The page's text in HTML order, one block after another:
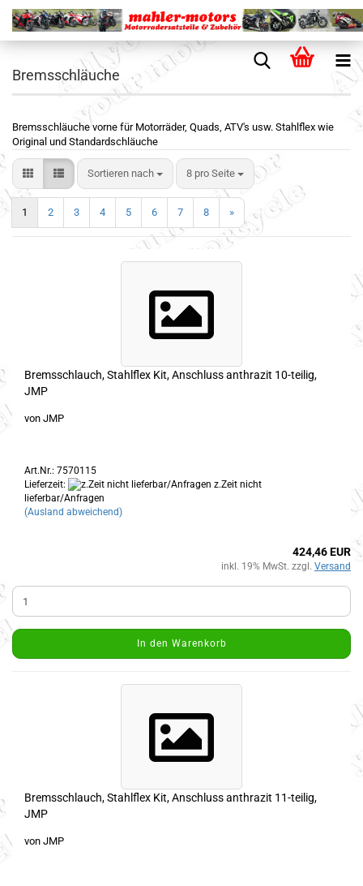
Bremsschläuche
Bremsschläuche vorne für Motorräder, Quads, ATV's usw. Stahlflex wie
Original und Standardschläuche
Sortieren nach 8 pro Seite
1 2 3 4 5 6 7 8 »
Bremsschlauch, Stahlflex Kit, Anschluss anthrazit 10-teilig,
JMP
von JMP
Art.Nr.: 7570115
Lieferzeit:
z.Zeit nicht
lieferbar/Anfragen
(Ausland abweichend)
424,46 EUR
inkl. 19% MwSt. zzgl. Versand
In den Warenkorb
Bremsschlauch, Stahlflex Kit, Anschluss anthrazit 11-teilig,
JMP
von JMP